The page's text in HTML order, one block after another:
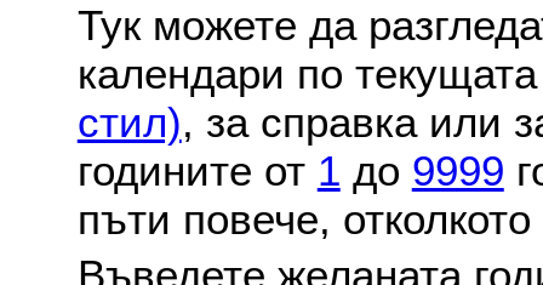
Тук можете да
календари по
стил), за справка или
годините от 1 до 9999
пъти повече,
Въведете желаната